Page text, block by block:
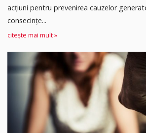
acțiuni pentru prevenirea cauzelor
consecințe...
citește mai mult »